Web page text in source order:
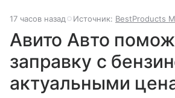
17 часов назад Источник: BestProducts
Авито Авто
заправку с
актуальными